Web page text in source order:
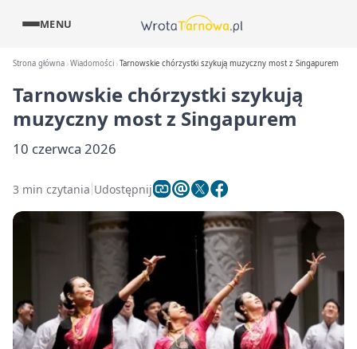
MENU
Strona główna Wiadomości Tarnowskie chórzystki szykują muzyczny most z Singapurem
Tarnowskie chórzystki szykują
muzyczny most z Singapurem
10 czerwca 2026
3 min czytania Udostępnij